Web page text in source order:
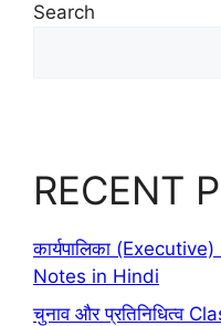
Search
RECENT
कार्यपालिका
Notes in Hindi
चुनाव और प्रतिनिधित्व